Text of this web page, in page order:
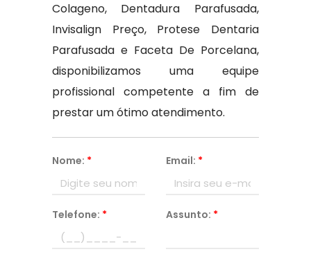
Colageno, Dentadura Parafusada,
Invisalign Preço, Protese Dentaria
Parafusada e Faceta De Porcelana,
disponibilizamos uma equipe
profissional competente a fim de
prestar um ótimo atendimento.
Nome: * Email: *
Telefone: * Assunto: *